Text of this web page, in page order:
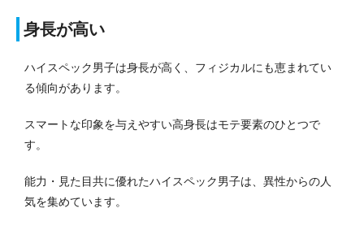
身長が高い
ハイスペック男子は身長が高く、フィジカルにも恵まれてい
る傾向があります。
スマートな印象を与えやすい高身長はモテ要素のひとつで
す。
能力・見た目共に優れたハイスペック男子は、異性からの人
気を集めています。